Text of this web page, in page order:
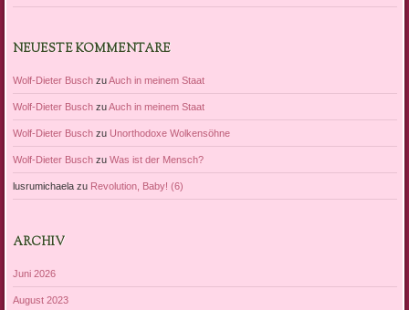
NEUESTE KOMMENTARE
Wolf-Dieter BuschzuAuch in meinem Staat
Wolf-Dieter BuschzuAuch in meinem Staat
Wolf-Dieter Buschzu Unorthodoxe Wolkensöhne
Wolf-Dieter Buschzu Was ist der Mensch?
lusrumichaelazu Revolution, Baby! (6)
ARCHIV
Juni 2026
August 2023